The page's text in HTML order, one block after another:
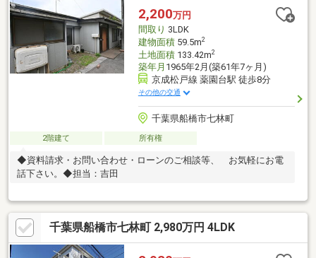
ブン-イレブン 船橋薬円台駅前店 600m（徒歩8分）（有）薬園堂
薬局 550m（徒歩7分）
2,200万円
間取り 3LDK
建物面積59.5m2
土地面積133.42m2
築年月 1965年2月(築61年7ヶ月)
京成松戸線 薬園台駅 徒歩8分
その他の交通
千葉県船橋市七林町
2階建て 所有権
◆資料請求・お問い合わせ・ローンのご相談等、 お気軽にお電
話下さい。◆担当：吉田
千葉県船橋市七林町 2,980万円 4LDK